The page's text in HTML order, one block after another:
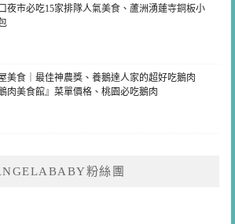
夜市必吃15家排隊人氣美食、蘆洲湧蓮寺銅板小
美食｜最佳神農獎、養鵝達人家的超好吃鵝肉
肉美食館』菜單價格、桃園必吃鵝肉
粉絲團